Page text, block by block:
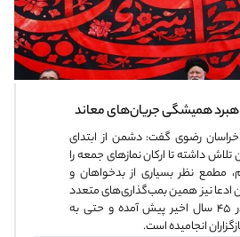
همیشگی جریان‌های معاند
خراسان رضوی گفت: دشمن از ابتدای
داشته تا ارکان نمازهای جمعه را
مطمع نظر بسیاری از بدخواهان و
ادعا نیز همین بمب‌گذاری‌های متعدد
و خرابکاری‌هایی است که در ۴۵ سال اخیر پیش آمده و حتی به
انجامیده است.